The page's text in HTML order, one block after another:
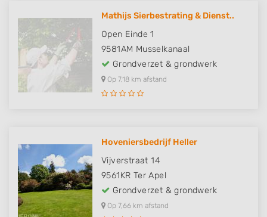
Mathijs Sierbestrating & Dienst..
Open Einde 1
9581AM Musselkanaal
Grondverzet & grondwerk
Op 7,18 km afstand
Hoveniersbedrijf Heller
Vijverstraat 14
9561KR Ter Apel
Grondverzet & grondwerk
Op 7,66 km afstand